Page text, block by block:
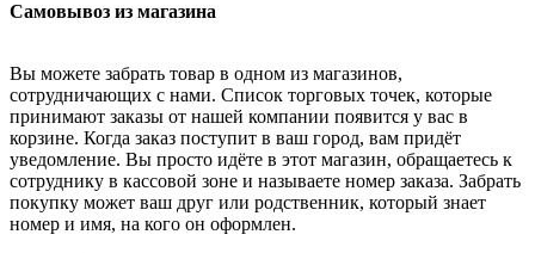
Самовывоз из магазина
Вы можете забрать товар в одном из магазинов,
сотрудничающих с нами. Список торговых точек, которые
принимают заказы от нашей компании появится у вас в
корзине. Когда заказ поступит в ваш город, вам придёт
уведомление. Вы просто идёте в этот магазин, обращаетесь к
сотруднику в кассовой зоне и называете номер заказа. Забрать
покупку может ваш друг или родственник, который знает
номер и имя, на кого он оформлен.